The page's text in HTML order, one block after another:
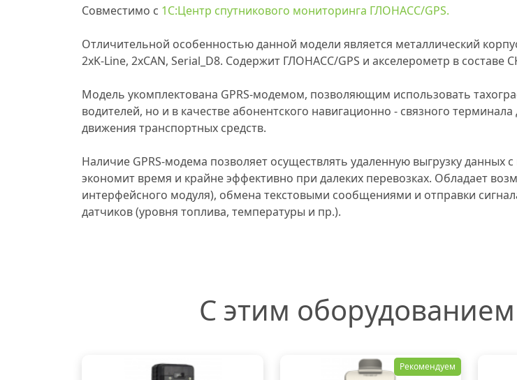
Совместимо с 1С:Центр спутникового мониторинга ГЛОНАСС/GPS.
Отличительной особенностью данной модели является металлический
2xK-Line, 2xCAN, Serial_D8. Содержит ГЛОНАСС/GPS и акселерометр в составе
Модель укомплектована GPRS-модемом, позволяющим использовать
водителей, но и в качестве абонентского навигационно - связного
движения транспортных средств.
Наличие GPRS-модема позволяет осуществлять удаленную выгрузку данных
экономит время и крайне эффективно при далеких перевозках. Обладает
интерфейсного модуля), обмена текстовыми сообщениями и отправки
датчиков (уровня топлива, температуры и пр.).
С этим
Рекомендуем